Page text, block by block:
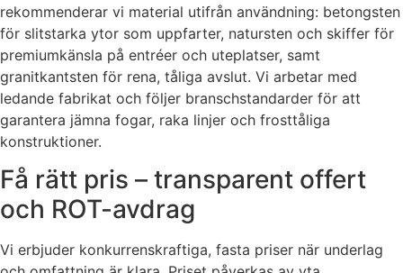
rekommenderar vi material utifrån användning: betongsten
för slitstarka ytor som uppfarter, natursten och skiffer för
premiumkänsla på entréer och uteplatser, samt
granitkantsten för rena, tåliga avslut. Vi arbetar med
ledande fabrikat och följer branschstandarder för att
garantera jämna fogar, raka linjer och frosttåliga
konstruktioner.
Få rätt pris – transparent offert
och ROT-avdrag
Vi erbjuder konkurrenskraftiga, fasta priser när underlag